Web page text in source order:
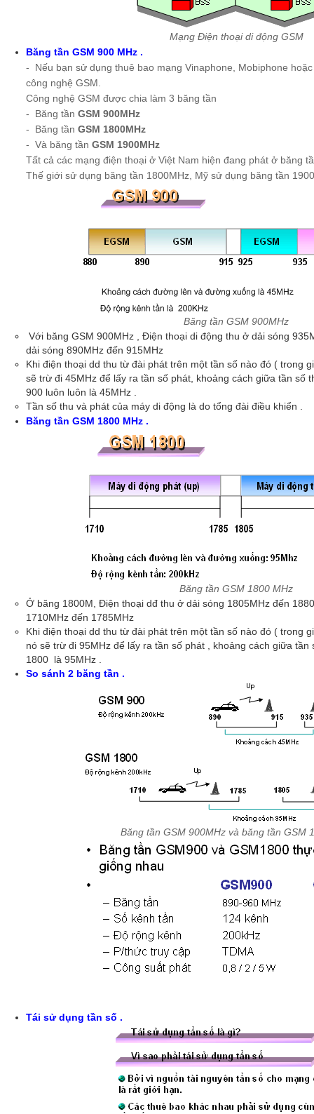
Mạng Điện thoại di động GSM
Băng tần GSM 900 MHz .
- Nếu bạn sử dụng thuê bao mạng Vinaphone, Mobiphone
công nghệ GSM.
Công nghệ GSM được chia làm 3 băng tần
- Băng tần GSM 900MHz
- Băng tần GSM 1800MHz
- Và băng tần GSM 1900MHz
Tất cả các mạng điện thoại ở Việt Nam hiện đang phát ở băng
Thế giới sử dụng băng tần 1800MHz, Mỹ sử dụng băng tần
Băng tần GSM 900MHz
Với băng GSM 900MHz , Điện thoại di động thu ở dải sóng
dải sóng 890MHz đến 915MHz
Khi điện thoại dd thu từ đài phát trên một tần số nào đó ( trong
sẽ trừ đi 45MHz để lấy ra tần số phát, khoảng cách giữa tần số
900 luôn luôn là 45MHz .
Tần số thu và phát của máy di động là do tổng đài điều khiển .
Băng tần GSM 1800 MHz .
Băng tần GSM 1800 MHz
Ở băng 1800M, Điện thoại dđ thu ở dải sóng 1805MHz đến
1710MHz đến 1785MHz
Khi điện thoại dd thu từ đài phát trên một tần số nào đó ( trong
nó sẽ trừ đi 95MHz để lấy ra tần số phát , khoảng cách giữa tần
1800 là 95MHz .
So sánh 2 băng tần .
Băng tần GSM 900MHz và băng tần GSM
Tái sử dụng tần số .